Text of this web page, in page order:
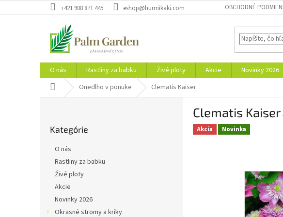
na
+421 908 871 445 eshop@hurmikaki.com OBCHODNÉ
O nás Rastliny za babku Živé ploty Akcie Novinky 2026
Domov Onedlho v ponuke Clematis Kaiser
kategórie
Kategórie
O nás
Rastliny za babku
Živé ploty
Akcie
Novinky 2026
Okrasné stromy a kríky
Clematis Kaiser
Akcia Novinka